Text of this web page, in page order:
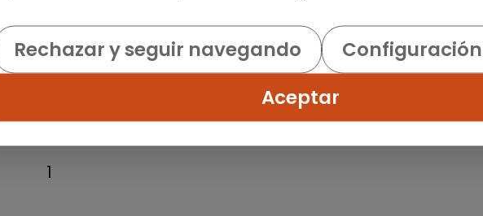
2
1
Rechazar y seguir navegando
Aceptar